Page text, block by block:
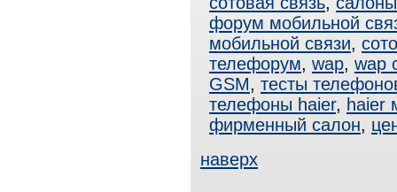
форум мобильной
мобильной связи,
телефорум, wap, wap
GSM, тесты
телефоны haier, haier
фирменный салон,
наверх